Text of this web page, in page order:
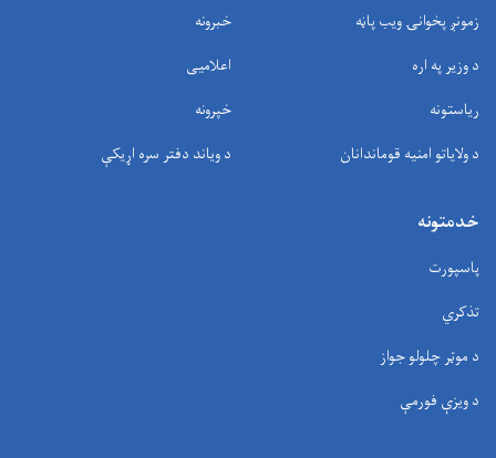
زمونږ پخوانۍ ویب پاڼه
د وزیر په اره
ریاستونه
د ولایاتو امنیه قوماندانان
خبرونه
اعلامیی
خپرونه
د وياند دفتر سره اړیکې
خدمتونه
پاسپورت
تذکري
د موټر چلولو جواز
د ویزې فورمې